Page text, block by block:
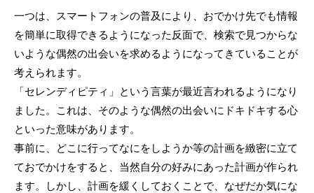
一つは、スマートフォンの普及により、おでかけ先でも情報
を簡単に取得できるようになった反面で、検索で見つからな
いような偶然の出会いを求めるようになってきていることが
考えられます。
「セレンディピティ」という言葉が最近言われるようになり
ました。これは、そのような偶然の出会いにドキドキする心
といった意味があります。
事前に、どこに行ってなにをしようか等の計画を緻密に立て
ておでかけをすると、当然自分の好みにあった計画が作られ
ます。しかし、計画を緩くしておくことで、なぜだか気にな